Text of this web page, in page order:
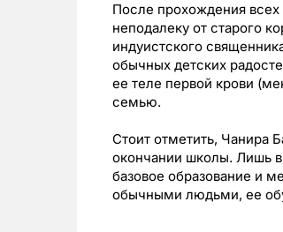
После прохождения
неподалеку от старого
индуистского
обычных детских
ее теле первой крови
семью.
Стоит отметить, Чанира
окончании школы. Лишь
базовое образование и
обычными людьми, ее